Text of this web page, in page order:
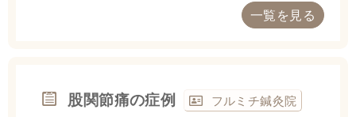
一覧を見る
股関節痛の症例 フルミチ鍼灸院